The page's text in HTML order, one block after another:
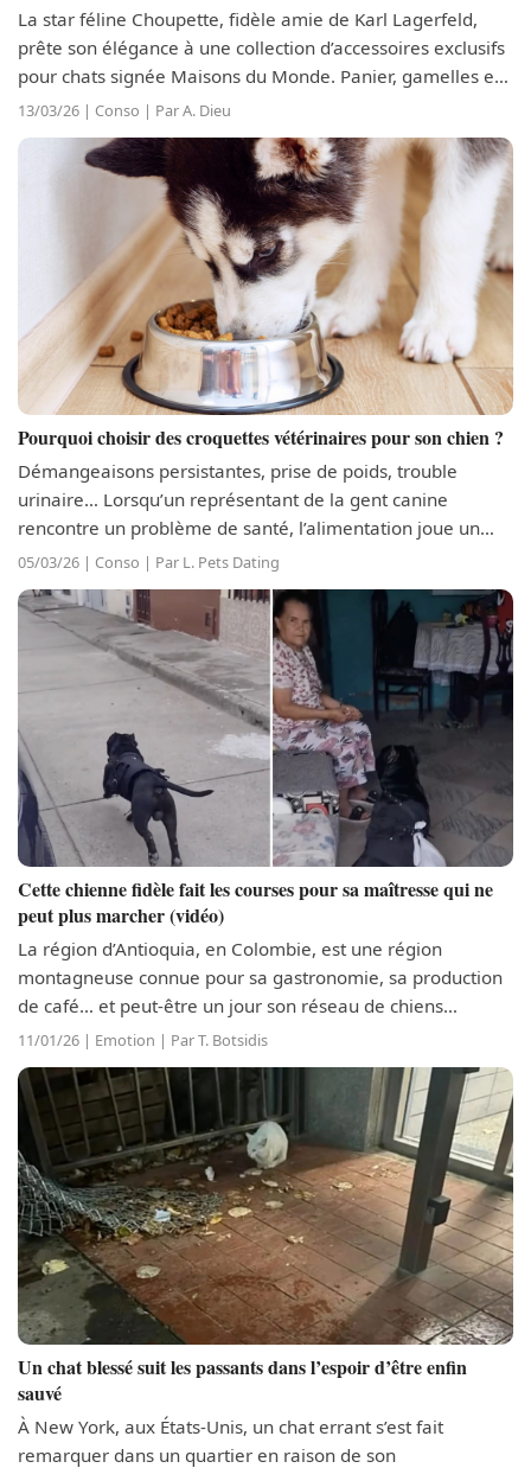
La star féline Choupette, fidèle amie de Karl Lagerfeld,
prête son élégance à une collection d’accessoires exclusifs
pour chats signée Maisons du Monde. Panier, gamelles et
autres créations allient confort et design chic pour
sublimer le...
13/03/26 | Conso | Par A. Dieu
Pourquoi choisir des croquettes vétérinaires pour son chien ?
Démangeaisons persistantes, prise de poids, trouble
urinaire… Lorsqu’un représentant de la gent canine
rencontre un problème de santé, l’alimentation joue un
rôle clé dans son bien-être et sa convalescence. C’est là
que les croquettes...
05/03/26 | Conso | Par L. Pets Dating
Cette chienne fidèle fait les courses pour sa maîtresse qui ne
peut plus marcher (vidéo)
La région d’Antioquia, en Colombie, est une région
montagneuse connue pour sa gastronomie, sa production
de café… et peut-être un jour son réseau de chiens
coursiers. En effet, Doña Graciela, une femme âgée, habite
dans un village d’Antioquia et...
11/01/26 | Emotion | Par T. Botsidis
Un chat blessé suit les passants dans l’espoir d’être enfin
sauvé
À New York, aux États-Unis, un chat errant s’est fait
remarquer dans un quartier en raison de son